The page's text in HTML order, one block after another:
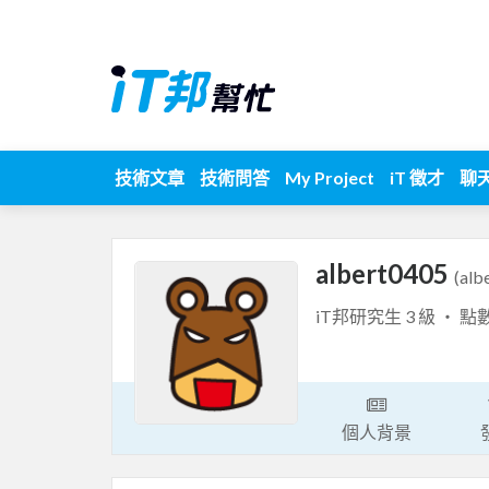
技術文章 技術問答 My Project iT 徵才 聊
albert0405
iT邦研究生 3 級 ‧ 點
個人背景